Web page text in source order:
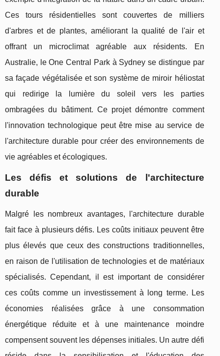
Ces tours résidentielles sont couvertes de milliers
d'arbres et de plantes, améliorant la qualité de l'air et
offrant un microclimat agréable aux résidents. En
Australie, le One Central Park à Sydney se distingue par
sa façade végétalisée et son système de miroir héliostat
qui redirige la lumière du soleil vers les parties
ombragées du bâtiment. Ce projet démontre comment
l'innovation technologique peut être mise au service de
l'architecture durable pour créer des environnements de
vie agréables et écologiques.
Les défis et solutions de l'architecture
durable
Malgré les nombreux avantages, l'architecture durable
fait face à plusieurs défis. Les coûts initiaux peuvent être
plus élevés que ceux des constructions traditionnelles,
en raison de l'utilisation de technologies et de matériaux
spécialisés. Cependant, il est important de considérer
ces coûts comme un investissement à long terme. Les
économies réalisées grâce à une consommation
énergétique réduite et à une maintenance moindre
compensent souvent les dépenses initiales. Un autre défi